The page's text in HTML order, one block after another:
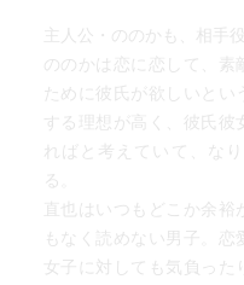
主人公・ののかも、相手
ののかは恋に恋して、素
ために彼氏が欲しいとい
する理想が高く、彼氏彼
ればと考えていて、な
る。
直也はいつもどこか余
もなく読めない男子。恋
女子に対しても気負っ